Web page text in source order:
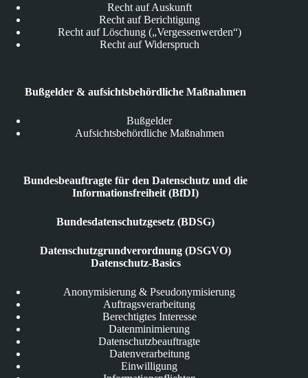
Recht auf Auskunft
Recht auf Berichtigung
Recht auf Löschung („Vergessenwerden“)
Recht auf Widerspruch
Bußgelder & aufsichtsbehördliche Maßnahmen
Bußgelder
Aufsichtsbehördliche Maßnahmen
Bundesbeauftragte für den Datenschutz und die
Informationsfreiheit (BfDI)
Bundesdatenschutzgesetz (BDSG)
Datenschutzgrundverordnung (DSGVO)
Datenschutz-Basics
Anonymisierung & Pseudonymisierung
Auftragsverarbeitung
Berechtigtes Interesse
Datenminimierung
Datenschutzbeauftragte
Datenverarbeitung
Einwilligung